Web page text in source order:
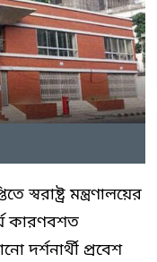
মন্ত্রণালয়ের
কারণবশত
দর্শনার্থী প্রবেশ